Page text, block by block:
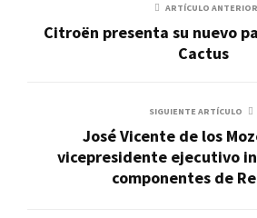
ARTÍCULO ANTERIOR
Citroën presenta su nuevo
Cactus
SIGUIENTE ARTÍCULO
José Vicente de los
vicepresidente ejecutivo
componentes de